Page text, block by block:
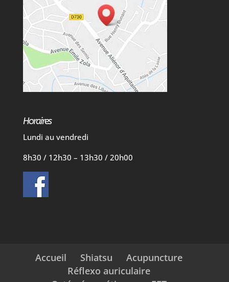
Horaires
Lundi au vendredi
8h30 / 12h30 – 13h30 / 20h00
Accueil Shiatsu
Acupuncture
Réflexo auriculaire